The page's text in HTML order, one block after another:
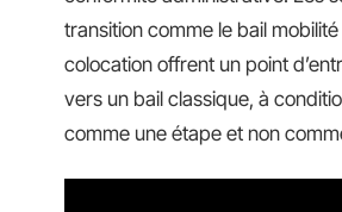
transition comme le bail mobilité
colocation offrent un point
vers un bail classique, à
comme une étape et non